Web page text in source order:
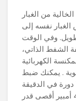
من الغبار
نفسه إلى
وفي الوقت
الشفط الذاتي،
الكهربائية
. يمكنك ضبط
السرعة بين 600 دورة في الدقيقة و1900 دورة في الدقيقة
لتناسب احتياجاتك. يأتي المحرك بقوة 4 أمبير أقصى قدر